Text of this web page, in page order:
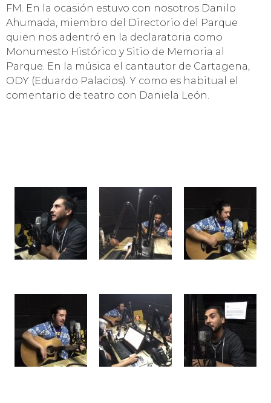
FM. En la ocasión estuvo con nosotros Danilo
Ahumada, miembro del Directorio del Parque
quien nos adentró en la declaratoria como
Monumesto Histórico y Sitio de Memoria al
Parque. En la música el cantautor de Cartagena,
ODY (Eduardo Palacios). Y como es habitual el
comentario de teatro con Daniela León.